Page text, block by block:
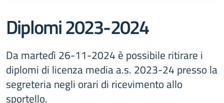
Diplomi 2023-2024
Da martedì 26-11-2024 è possibile ritirare i
diplomi di licenza media a.s. 2023-24 presso la
segreteria negli orari di ricevimento allo
sportello.